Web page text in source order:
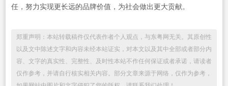
任，努力实现更长远的品牌价值，为社会做出更大贡献。
郑重声明：本站转载稿件仅代表作者个人观点，与东粤网无关。其原创性
以及文中陈述文字和内容未经本站证实，对本文以及其中全部或者部分内
容、文字的真实性、完整性、及时性本站不作任何保证或者承诺，请读者
仅作参考，并请自行核实相关内容。部分文章来源于网络，仅作为参考，